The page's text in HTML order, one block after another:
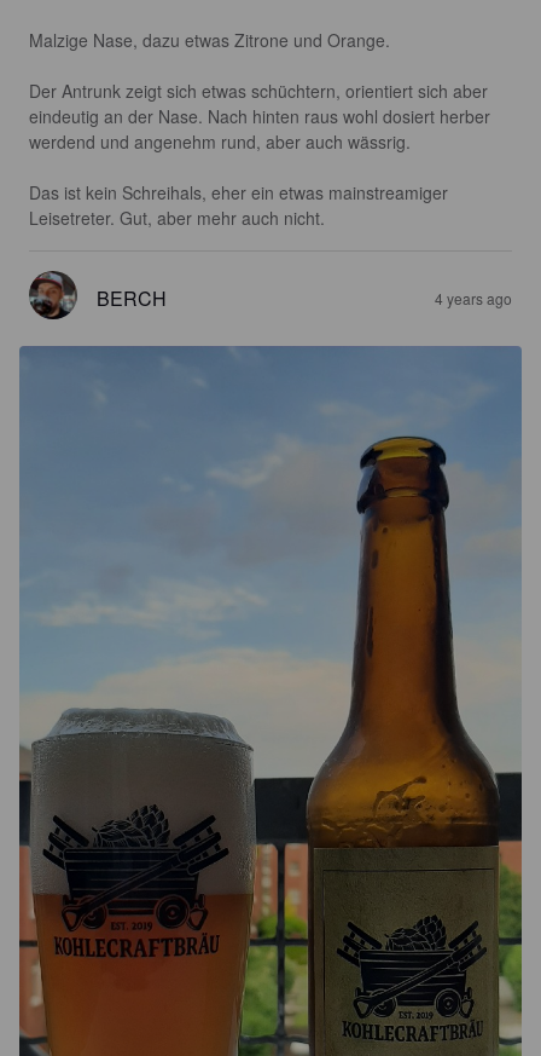
Malzige Nase, dazu etwas Zitrone und Orange.
Der Antrunk zeigt sich etwas schüchtern, orientiert sich aber
eindeutig an der Nase. Nach hinten raus wohl dosiert herber
werdend und angenehm rund, aber auch wässrig.
Das ist kein Schreihals, eher ein etwas mainstreamiger
Leisetreter. Gut, aber mehr auch nicht.
BERCH 4 years ago